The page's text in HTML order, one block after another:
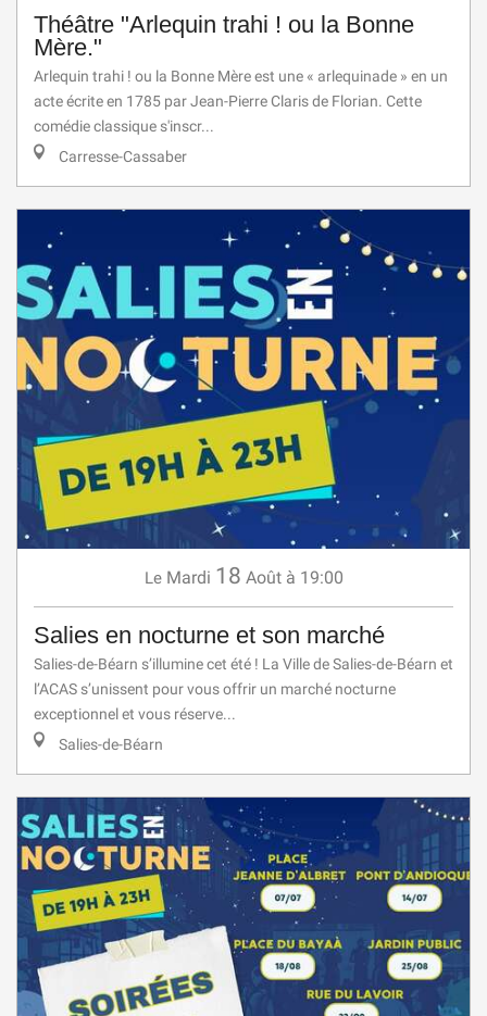
Théâtre "Arlequin trahi ! ou la Bonne
Mère."
Arlequin trahi ! ou la Bonne Mère est une « arlequinade » en un
acte écrite en 1785 par Jean-Pierre Claris de Florian. Cette
comédie classique s'inscr...
Carresse-Cassaber
Le Mardi 18 Août à 19:00
Salies en nocturne et son marché
Salies-de-Béarn s’illumine cet été ! La Ville de Salies-de-Béarn et
l’ACAS s’unissent pour vous offrir un marché nocturne
exceptionnel et vous réserve...
Salies-de-Béarn